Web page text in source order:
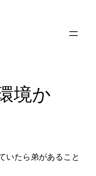
境か
いたら弟があること